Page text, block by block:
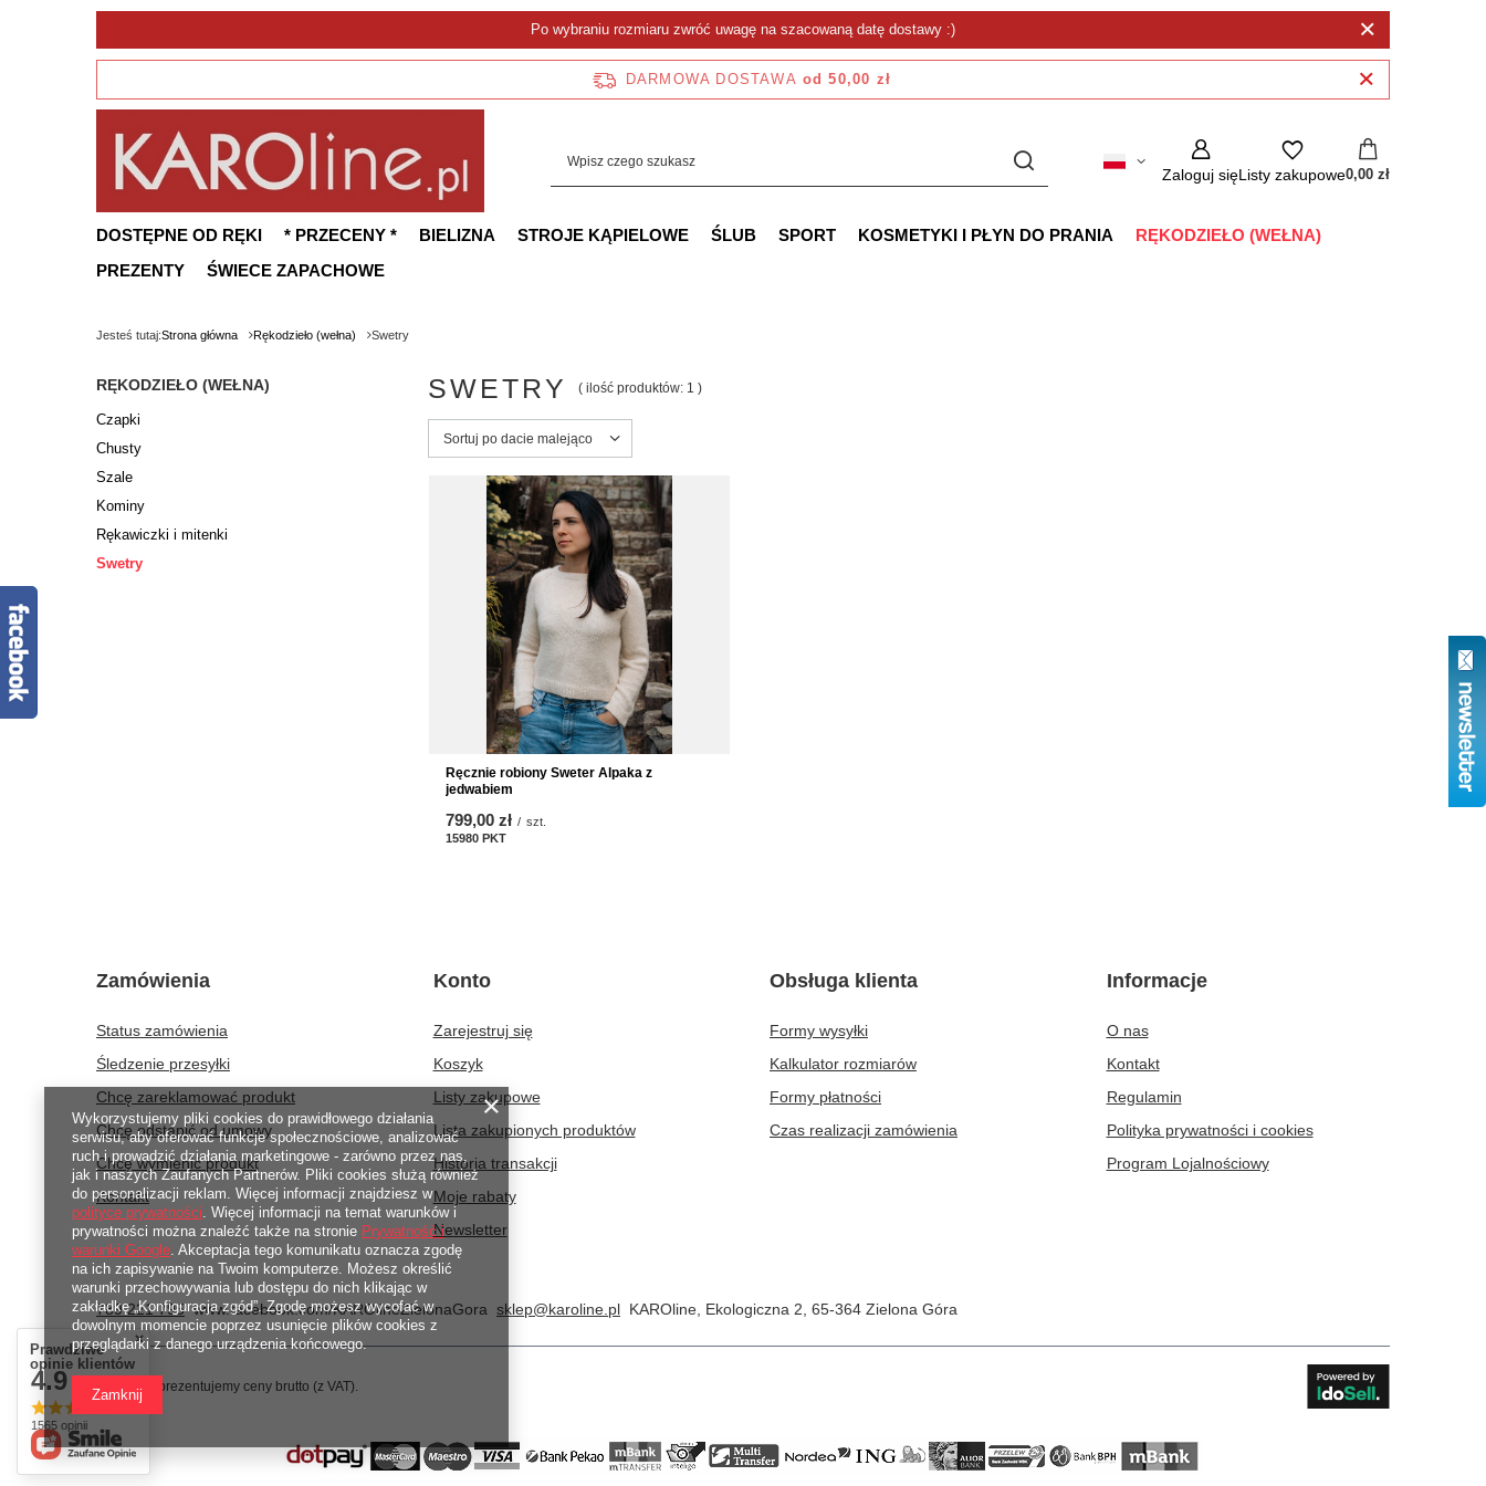
Po wybraniu rozmiaru zwróć uwagę na szacowaną datę dostawy :)
DARMOWA DOSTAWA od 50,00 zł
Zaloguj sięListy zakupowe0,00 zł
DOSTĘPNE OD RĘKI * PRZECENY * BIELIZNA STROJE KĄPIELOWE ŚLUB SPORT KOSMETYKI I PŁYN DO PRANIA
RĘKODZIEŁO (WEŁNA)
PREZENTY
ŚWIECE ZAPACHOWE
Jesteś tutaj:Strona główna Rękodzieło (wełna) Swetry
RĘKODZIEŁO (WEŁNA)
Czapki
Chusty
Szale
Kominy
Rękawiczki i mitenki
Swetry
SWETRY ( ilość produktów: 1 )
Zmień sortowanie
Sortuj po dacie malejąco
Ręcznie robiony Sweter Alpaka z
jedwabiem
799,00 zł / szt.
15980 PKT
Zamówienia
Status zamówienia
Śledzenie przesyłki
Chcę zareklamować produkt
Chcę odstąpić od umowy
Chcę wymienić produkt
Kontakt
Konto
Zarejestruj się
Koszyk
Listy zakupowe
Lista zakupionych produktów
Historia transakcji
Moje rabaty
Newsletter
Obsługa klienta
Formy wysyłki
Kalkulator rozmiarów
Formy płatności
Czas realizacji zamówienia
Informacje
O nas
Kontakt
Regulamin
Polityka prywatności i cookies
Program Lojalnościowy
789 221 795 www.facebook.com/KAROlineZielonaGora sklep@karoline.pl KAROline Ekologiczna 2 65-364 Zielona Góra
W sklepie prezentujemy ceny brutto (z VAT).
Prawdziwe
opinie klientów
4.9
1565 opinii
Wykorzystujemy pliki cookies do prawidłowego działania
serwisu, aby oferować funkcje społecznościowe, analizować
ruch i prowadzić działania marketingowe - zarówno przez nas,
jak i naszych Zaufanych Partnerów. Pliki cookies służą również
do personalizacji reklam. Więcej informacji znajdziesz w
polityce prywatności. Więcej informacji na temat warunków i
prywatności można znaleźć także na stronie Prywatność i
warunki Google. Akceptacja tego komunikatu oznacza zgodę
na ich zapisywanie na Twoim komputerze. Możesz określić
warunki przechowywania lub dostępu do nich klikając w
zakładkę „Konfiguracja zgód”. Zgodę możesz wycofać w
dowolnym momencie poprzez usunięcie plików cookies z
przeglądarki z danego urządzenia końcowego.
Zamknij